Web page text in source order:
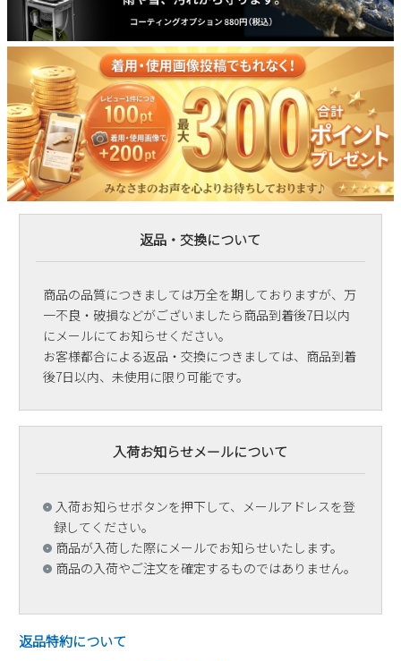
返品・交換について
商品の品質につきましては万全を期しておりますが、万
一不良・破損などがございましたら商品到着後7日以内
にメールにてお知らせください。
お客様都合による返品・交換につきましては、商品到着
後7日以内、未使用に限り可能です。
入荷お知らせメールについて
入荷お知らせボタンを押下して、メールアドレスを登
録してください。
商品が入荷した際にメールでお知らせいたします。
商品の入荷やご注文を確定するものではありません。
返品特約について